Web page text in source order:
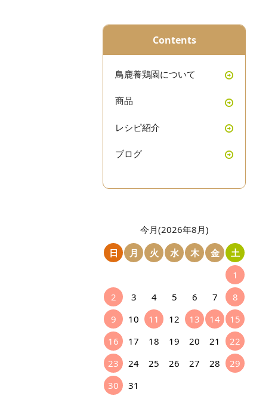
Contents
鳥鹿養鶏園について
商品
レシピ紹介
ブログ
今月(2026年8月)
日
月 火 水 木 金
土
1
2
3 4 5 6 7
8
9
10 11 12 13 14
15
16
17 18 19 20 21
22
23
24 25 26 27 28
29
30
31